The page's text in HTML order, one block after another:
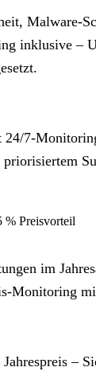
inklusive –
24/
priorisiertem
% Preisvorteil
im
–